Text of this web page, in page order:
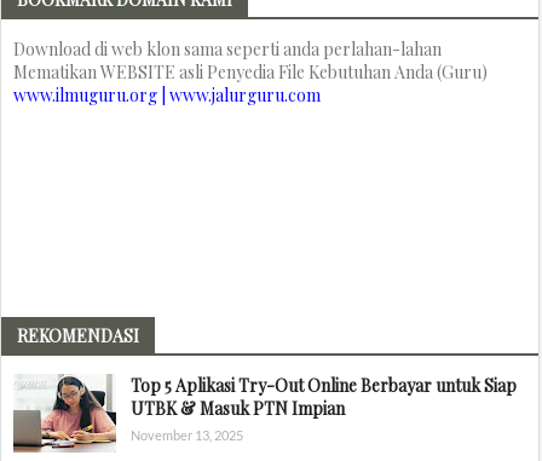
Download di web klon sama seperti anda perlahan-lahan
Mematikan WEBSITE asli Penyedia File Kebutuhan Anda (Guru)
www.ilmuguru.org | www.jalurguru.com
REKOMENDASI
Top 5 Aplikasi Try-Out Online Berbayar untuk Siap
UTBK & Masuk PTN Impian
November 13, 2025